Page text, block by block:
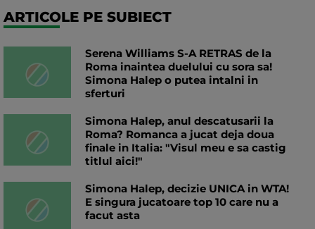
ARTICOLE PE SUBIECT
Serena Williams S-A RETRAS de la
Roma inaintea duelului cu sora sa!
Simona Halep o putea intalni in
sferturi
Simona Halep, anul descatusarii la
Roma? Romanca a jucat deja doua
finale in Italia: "Visul meu e sa castig
titlul aici!"
Simona Halep, decizie UNICA in WTA!
E singura jucatoare top 10 care nu a
facut asta